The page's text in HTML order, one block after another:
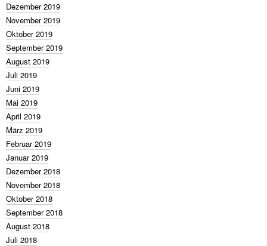
Dezember 2019
November 2019
Oktober 2019
September 2019
August 2019
Juli 2019
Juni 2019
Mai 2019
April 2019
März 2019
Februar 2019
Januar 2019
Dezember 2018
November 2018
Oktober 2018
September 2018
August 2018
Juli 2018